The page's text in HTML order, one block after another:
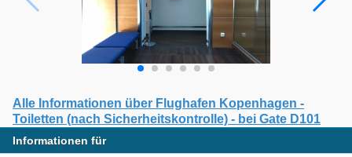
Alle Informationen über Flughafen Kopenhagen -
Toiletten (nach Sicherheitskontrolle) - bei Gate D101
Informationen für